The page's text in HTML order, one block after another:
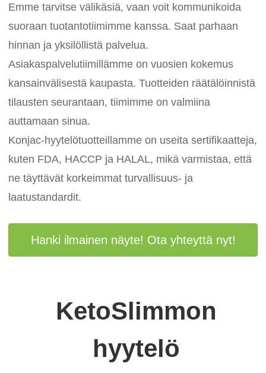
Emme tarvitse välikäsiä, vaan voit kommunikoida
suoraan tuotantotiimimme kanssa. Saat parhaan
hinnan ja yksilöllistä palvelua.
Asiakaspalvelutiimillämme on vuosien kokemus
kansainvälisestä kaupasta. Tuotteiden räätälöinnistä
tilausten seurantaan, tiimimme on valmiina
auttamaan sinua.
Konjac-hyytelötuotteillamme on useita sertifikaatteja,
kuten FDA, HACCP ja HALAL, mikä varmistaa, että
ne täyttävät korkeimmat turvallisuus- ja
laatustandardit.
Hanki ilmainen näyte! Ota yhteyttä nyt!
KetoSlimmon
hyytelö